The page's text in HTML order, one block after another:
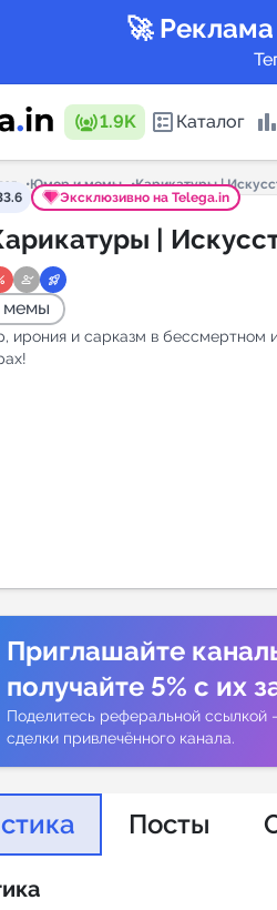
🚀
1.9K Каталог
Каталог
Юмор и мемы
Карикатуры |
Эксклюзивно на Telega.in
|
ирония и сарказм в бессмертном
Приглашайте
получайте 5% с их
Поделитесь реферальной ссылкой
сделки привлечённого канала.
Посты